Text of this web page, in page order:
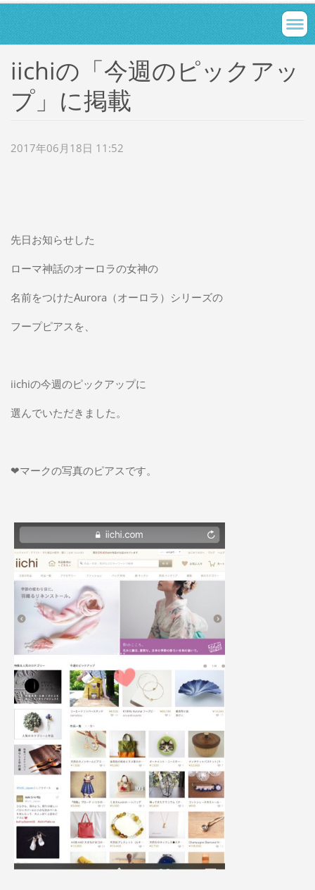
iichiの「今週のピックアッ
プ」に掲載
2017年06月18日 11:52
先日お知らせした
ローマ神話のオーロラの女神の
名前をつけたAurora（オーロラ）シリーズの
フープピアスを、
iichiの今週のピックアップに
選んでいただきました。
❤マークの写真のピアスです。